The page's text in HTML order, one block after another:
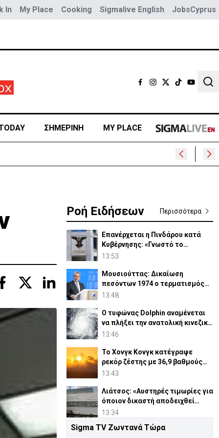
In My Place Cooking Sigmalive English JobsCyprus
ΣΗΜΕΡΙΝΗ MY PLACE
Ροή Ειδήσεων Περισσότερα
Επανέρχεται η Πινδάρου κατά
Κυβέρνησης: «Γνωστό το
ανέκδοτο περι ΔΗΣΑΚΕΛ»
13:53
Μουσιούττας: Δικαίωση
πεσόντων 1974 ο τερματισμός
κατοχής και η απελευθέρωση
13:48
Ο τυφώνας Dolphin αναμένεται
να πλήξει την ανατολική κινεζική
ακτή
13:46
Το Χονγκ Κονγκ κατέγραψε
ρεκόρ ζέστης με 36,9 βαθμούς
Κελσίου
13:43
Λιάτσος: «Αυστηρές τιμωρίες για
όποιον δικαστή αποδειχθεί
ένοχος»
13:34
ΦΩΤΟ: Καταζητείται 36χρονος
Sigma TV Ζωντανά Τώρα